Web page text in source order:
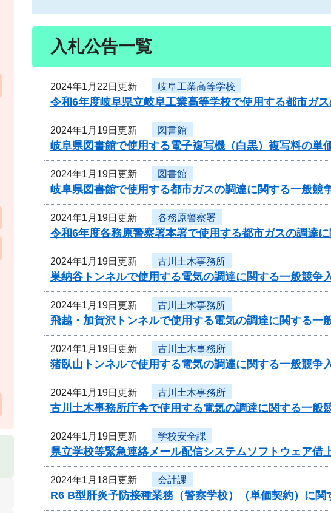
入札公告一覧
2024年1月22日更新 岐阜工業高等学校
令和6年度岐阜県立岐阜工業高等学校で使用する都市ガ
2024年1月19日更新 図書館
岐阜県図書館で使用する電子複写機（白黒）複写料の単
2024年1月19日更新 図書館
岐阜県図書館で使用する都市ガスの調達に関する一般競
2024年1月19日更新 各務原警察署
令和6年度各務原警察署本署で使用する都市ガスの調達
2024年1月19日更新 古川土木事務所
巣納谷トンネルで使用する電気の調達に関する一般競争
2024年1月19日更新 古川土木事務所
飛越・加賀沢トンネルで使用する電気の調達に関する一
2024年1月19日更新 古川土木事務所
猪臥山トンネルで使用する電気の調達に関する一般競争
2024年1月19日更新 古川土木事務所
古川土木事務所庁舎で使用する電気の調達に関する一般
2024年1月19日更新 学校安全課
県立学校等緊急連絡メール配信システムソフトウェア借
2024年1月18日更新 会計課
R6 B型肝炎予防接種業務（警察学校）（単価契約）に関